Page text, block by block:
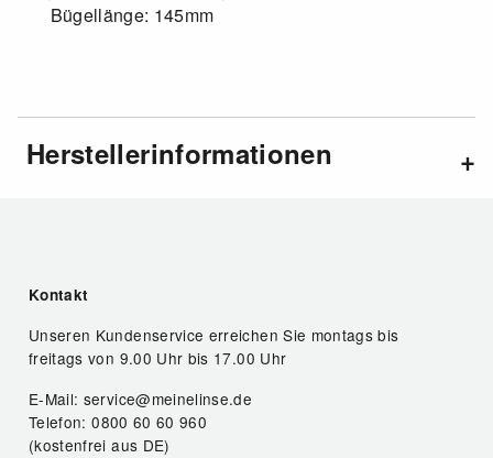
Bügellänge: 145mm
Herstellerinformationen
Kontakt
Unseren Kundenservice erreichen Sie montags bis
freitags von 9.00 Uhr bis 17.00 Uhr
E-Mail: service@meinelinse.de
Telefon: 0800 60 60 960
(kostenfrei aus DE)